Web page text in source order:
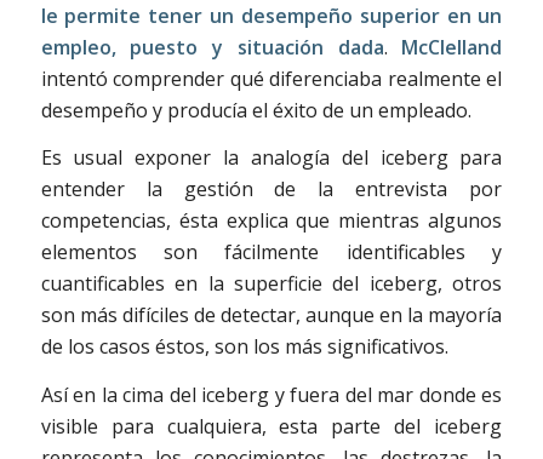
le permite tener un desempeño superior en un
empleo, puesto y situación dada. McClelland
intentó comprender qué diferenciaba realmente el
desempeño y producía el éxito de un empleado.
Es usual exponer la analogía del iceberg para
entender la gestión de la entrevista por
competencias, ésta explica que mientras algunos
elementos son fácilmente identificables y
cuantificables en la superficie del iceberg, otros
son más difíciles de detectar, aunque en la mayoría
de los casos éstos, son los más significativos.
Así en la cima del iceberg y fuera del mar donde es
visible para cualquiera, esta parte del iceberg